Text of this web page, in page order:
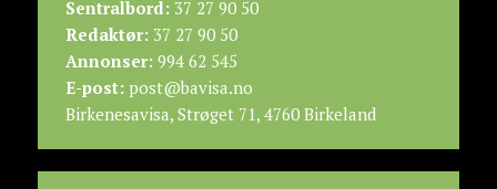
Sentralbord:37 27 90 50
Redaktør:37 27 90 50
Annonser:994 62 545
E-post:post@bavisa.no
Birkenesavisa, Strøget 71, 4760 Birkeland